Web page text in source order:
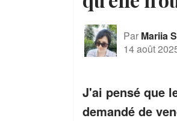
Par Mariia
14 août
J'ai pensé que
demandé de